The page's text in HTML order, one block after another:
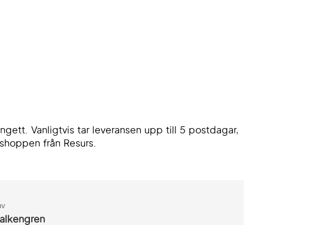
Vanligtvis tar leveransen upp till 5 postdagar,
från Resurs.